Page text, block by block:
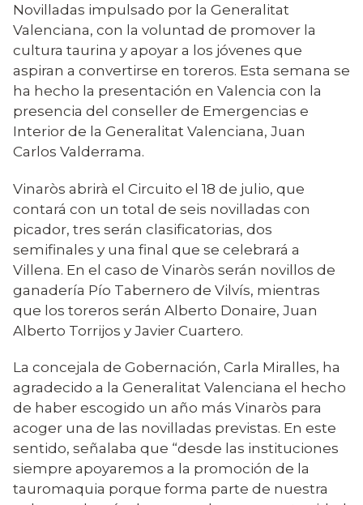
Novilladas impulsado por la Generalitat
Valenciana, con la voluntad de promover la
cultura taurina y apoyar a los jóvenes que
aspiran a convertirse en toreros. Esta semana se
ha hecho la presentación en Valencia con la
presencia del conseller de Emergencias e
Interior de la Generalitat Valenciana, Juan
Carlos Valderrama.
Vinaròs abrirà el Circuito el 18 de julio, que
contará con un total de seis novilladas con
picador, tres serán clasificatorias, dos
semifinales y una final que se celebrará a
Villena. En el caso de Vinaròs serán novillos de
ganadería Pío Tabernero de Vilvís, mientras
que los toreros serán Alberto Donaire, Juan
Alberto Torrijos y Javier Cuartero.
La concejala de Gobernación, Carla Miralles, ha
agradecido a la Generalitat Valenciana el hecho
de haber escogido un año más Vinaròs para
acoger una de las novilladas previstas. En este
sentido, señalaba que “desde las instituciones
siempre apoyaremos a la promoción de la
tauromaquia porque forma parte de nuestra